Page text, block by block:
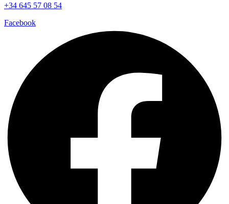
+34 645 57 08 54
Facebook